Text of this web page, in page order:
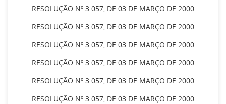
RESOLUÇÃO Nº 3.057, DE 03 DE MARÇO DE 2000
RESOLUÇÃO Nº 3.057, DE 03 DE MARÇO DE 2000
RESOLUÇÃO Nº 3.057, DE 03 DE MARÇO DE 2000
RESOLUÇÃO Nº 3.057, DE 03 DE MARÇO DE 2000
RESOLUÇÃO Nº 3.057, DE 03 DE MARÇO DE 2000
RESOLUÇÃO Nº 3.057, DE 03 DE MARÇO DE 2000